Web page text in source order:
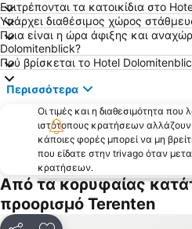
Επιτρέπονται τα κατοικίδια στο
Υπάρχει διαθέσιμος χώρος
Ποια είναι η ώρα άφιξης και
Dolomitenblick?
Πού βρίσκεται το Hotel
Περισσότερα
Οι τιμές και η διαθεσιμότητα
ιστότοπους κρατήσεων αλλάζουν
κάποιες φορές μπορεί να μη
που είδατε στην trivago όταν
κρατήσεων.
Από τα κορυφαίας
προορισμό Terenten